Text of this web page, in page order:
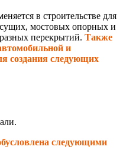
в строительстве для
мостовых опорных и
перекрытий. Также
и
создания следующих
следующими